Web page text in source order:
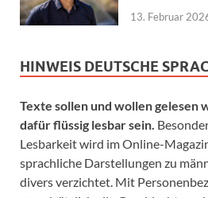
13. Februar
HINWEIS DEUTSCHE
Texte sollen und wollen gelesen
dafür flüssig lesbar sein.
Lesbarkeit wird im Online-
sprachliche Darstellungen zu
divers verzichtet. Mit